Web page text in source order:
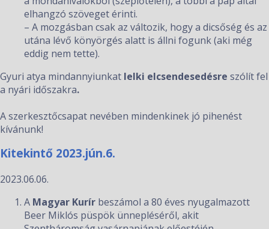
elhangzó szöveget érinti.
– A mozgásban csak az változik, hogy a dicsőség és az
utána lévő könyörgés alatt is állni fogunk (aki még
eddig nem tette).
Gyuri atya mindannyiunkat lelki elcsendesedésre szólít fel
a nyári időszakra.
A szerkesztőcsapat nevében mindenkinek jó pihenést
kívánunk!
Kitekintő 2023.jún.6.
2023.06.06.
A Magyar Kurír beszámol a 80 éves nyugalmazott
Beer Miklós püspök ünnepléséről, akit